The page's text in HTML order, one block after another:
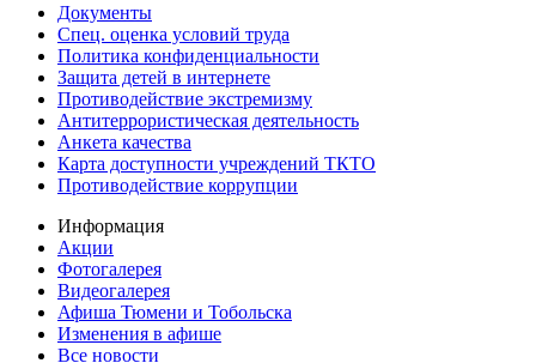
Документы
Спец. оценка условий труда
Политика конфиденциальности
Защита детей в интернете
Противодействие экстремизму
Антитеррористическая деятельность
Анкета качества
Карта доступности учреждений ТКТО
Противодействие коррупции
Информация
Акции
Фотогалерея
Видеогалерея
Афиша Тюмени и Тобольска
Изменения в афише
Все новости